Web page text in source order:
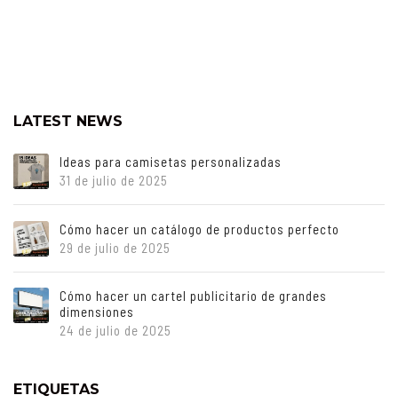
LATEST NEWS
Ideas para camisetas personalizadas
31 de julio de 2025
Cómo hacer un catálogo de productos perfecto
29 de julio de 2025
Cómo hacer un cartel publicitario de grandes
dimensiones
24 de julio de 2025
ETIQUETAS